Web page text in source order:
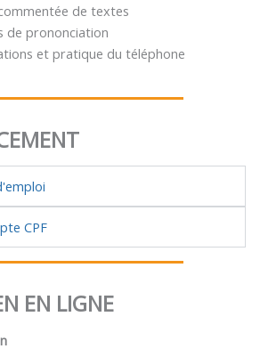
de textes
de prononciation
et pratique du téléphone
CPF
EN LIGNE